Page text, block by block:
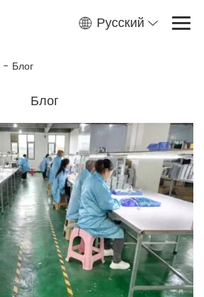
Русский
- Блог
Блог